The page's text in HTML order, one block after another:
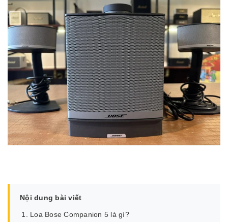
Nội dung bài viết
Loa Bose Companion 5 là gì?